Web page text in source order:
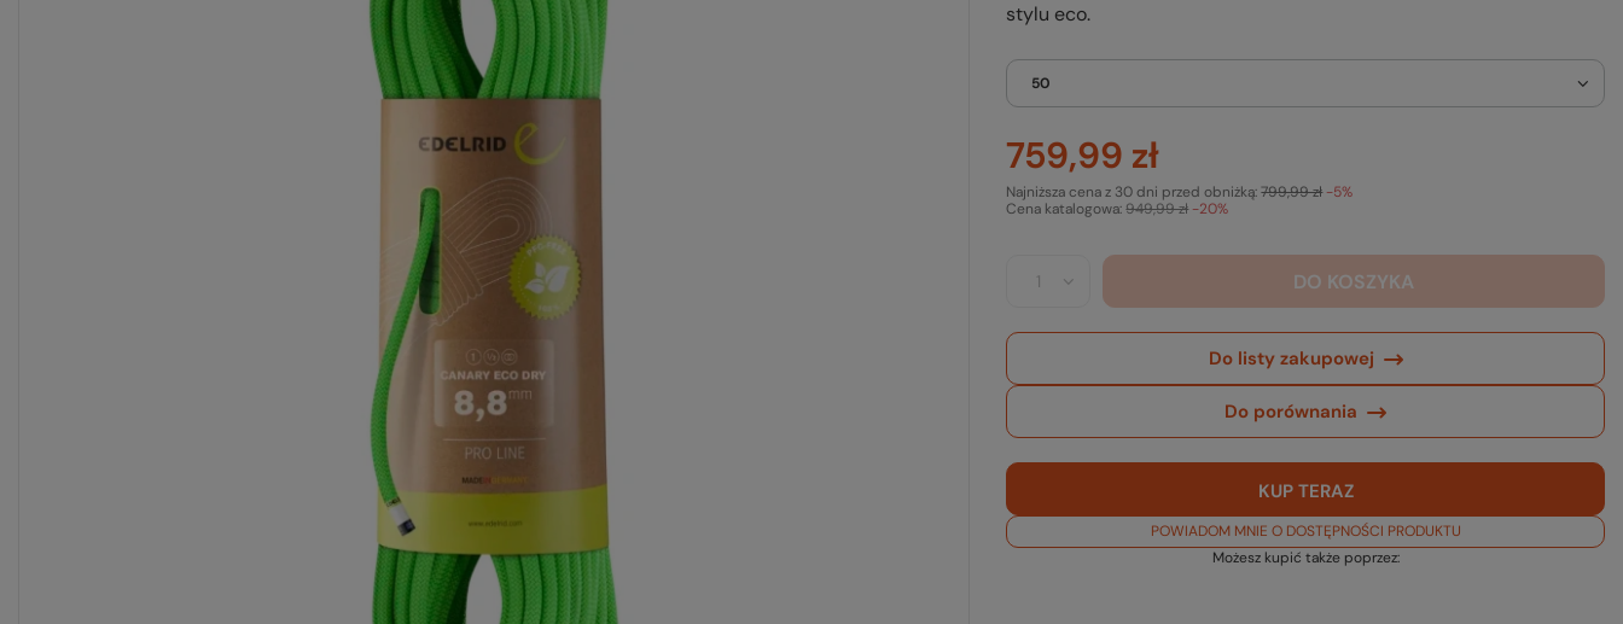
stylu eco.
50
759,99 zł
Cena katalogowa:949,99 zł -20%
Najniższa cena z 30 dni przed obniżką:799,99 zł -5%
DO KOSZYKA
Do listy zakupowej
Do porównania
KUP TERAZ
POWIADOM MNIE O DOSTĘPNOŚCI PRODUKTU
Możesz kupić także poprzez: